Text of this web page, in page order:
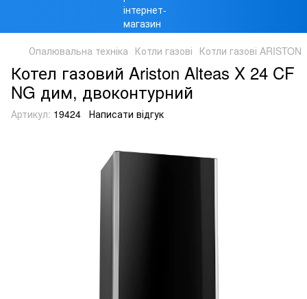
Опалювальна техніка Котли газові Котли газові ARISTON
Котел газовий Ariston Alteas X 24 CF
NG дим, двоконтурний
Артикул: 19424 Написати відгук